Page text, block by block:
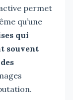
permet
qu’une
qui
souvent